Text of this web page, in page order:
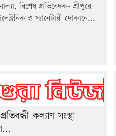
বিশেষ প্রতিবেদক- শ্রীপুরে
ও স্যানেটারী দোকানে...
কল্যাণ সংস্থা